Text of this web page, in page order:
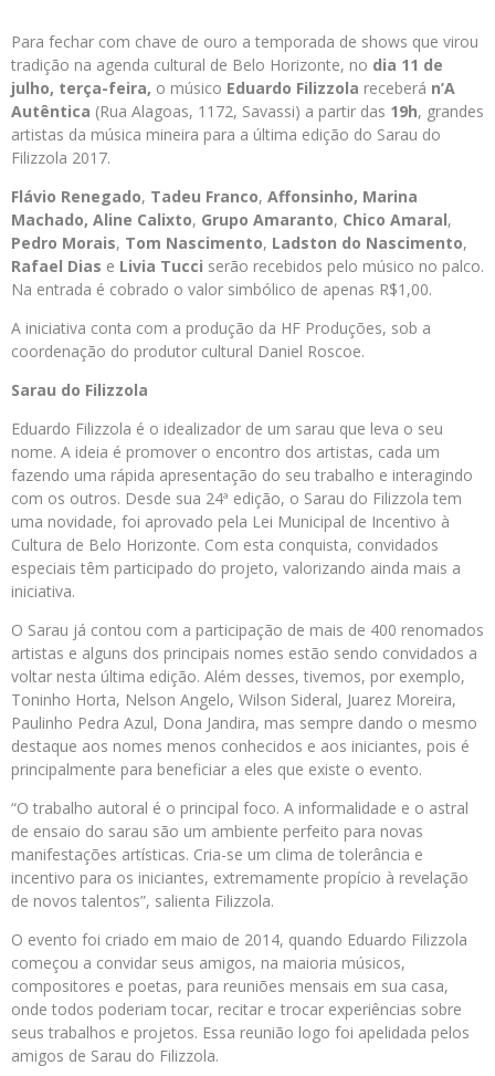
Para fechar com chave de ouro a temporada de shows que virou
tradição na agenda cultural de Belo Horizonte, no dia 11 de
julho, terça-feira, o músico Eduardo Filizzola receberá n’A
Autêntica (Rua Alagoas, 1172, Savassi) a partir das 19h, grandes
artistas da música mineira para a última edição do Sarau do
Filizzola 2017.
Flávio Renegado, Tadeu Franco, Affonsinho, Marina
Machado, Aline Calixto, Grupo Amaranto, Chico Amaral,
Pedro Morais, Tom Nascimento, Ladston do Nascimento,
Rafael Dias e Livia Tucci serão recebidos pelo músico no palco.
Na entrada é cobrado o valor simbólico de apenas R$1,00.
A iniciativa conta com a produção da HF Produções, sob a
coordenação do produtor cultural Daniel Roscoe.
Sarau do Filizzola
Eduardo Filizzola é o idealizador de um sarau que leva o seu
nome. A ideia é promover o encontro dos artistas, cada um
fazendo uma rápida apresentação do seu trabalho e interagindo
com os outros. Desde sua 24ª edição, o Sarau do Filizzola tem
uma novidade, foi aprovado pela Lei Municipal de Incentivo à
Cultura de Belo Horizonte. Com esta conquista, convidados
especiais têm participado do projeto, valorizando ainda mais a
iniciativa.
O Sarau já contou com a participação de mais de 400 renomados
artistas e alguns dos principais nomes estão sendo convidados a
voltar nesta última edição. Além desses, tivemos, por exemplo,
Toninho Horta, Nelson Angelo, Wilson Sideral, Juarez Moreira,
Paulinho Pedra Azul, Dona Jandira, mas sempre dando o mesmo
destaque aos nomes menos conhecidos e aos iniciantes, pois é
principalmente para beneficiar a eles que existe o evento.
“O trabalho autoral é o principal foco. A informalidade e o astral
de ensaio do sarau são um ambiente perfeito para novas
manifestações artísticas. Cria-se um clima de tolerância e
incentivo para os iniciantes, extremamente propício à revelação
de novos talentos”, salienta Filizzola.
O evento foi criado em maio de 2014, quando Eduardo Filizzola
começou a convidar seus amigos, na maioria músicos,
compositores e poetas, para reuniões mensais em sua casa,
onde todos poderiam tocar, recitar e trocar experiências sobre
seus trabalhos e projetos. Essa reunião logo foi apelidada pelos
amigos de Sarau do Filizzola.